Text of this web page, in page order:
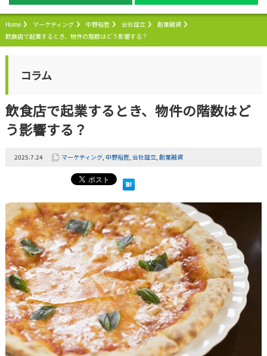
Home マーケティング 中野裕哲 会社設立
創業融資
飲食店で起業するとき、物件の階数はどう影響する？
コラム
飲食店で起業するとき、物件の階数はど
う影響する？
2025.7.24 マーケティング, 中野裕哲, 会社設立, 創業融資